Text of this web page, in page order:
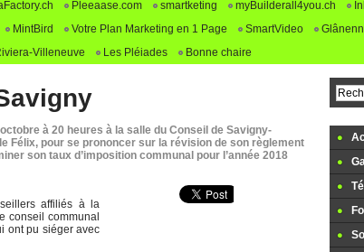
Pleeaase.com smartketing myBuilderall4you.ch
MintBird Votre Plan Marketing en 1 Page SmartVideo
Villeneuve Les Pléiades Bonne chaire
à 20 heures à la salle du Conseil de Savigny-
Félix, pour se prononcer sur la révision de son règlement
son taux d’imposition communal pour l’année 2018
affiliés à la
conseil communal
ont pu siéger avec